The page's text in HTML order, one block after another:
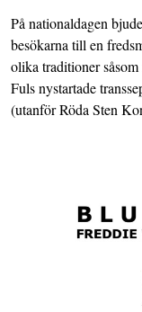
På nationaldagen
besökarna till en
olika traditioner
Fuls nystartade
(utanför Röda Sten